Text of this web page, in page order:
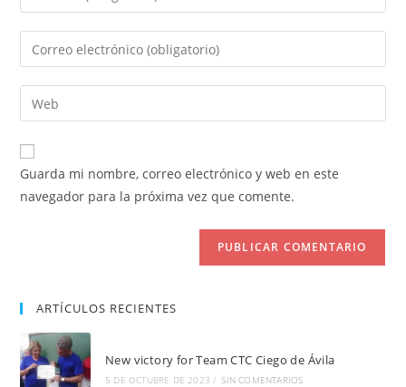
tu
nombre
de
usuario
para
comentar
Introduce
tu
dirección
de
electrónico
para
comentar
Introduce
la
URL
de
Guarda mi nombre, correo electrónico y web en este
navegador para la próxima vez que comente.
ARTÍCULOS RECIENTES
New victory for Team CTC Ciego de Ávila
5 DE OCTUBRE DE 2023 / SIN COMENTARIOS